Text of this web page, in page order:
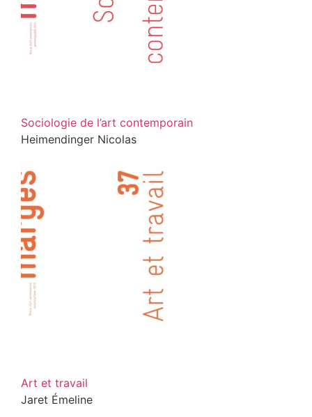
Sociologie de l’art contemporain
Heimendinger Nicolas
Art et travail
Jaret Émeline